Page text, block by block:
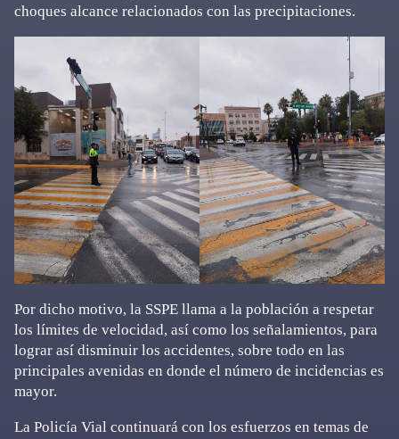
choques alcance relacionados con las precipitaciones.
Por dicho motivo, la SSPE llama a la población a respetar
los límites de velocidad, así como los señalamientos, para
lograr así disminuir los accidentes, sobre todo en las
principales avenidas en donde el número de incidencias es
mayor.
La Policía Vial continuará con los esfuerzos en temas de